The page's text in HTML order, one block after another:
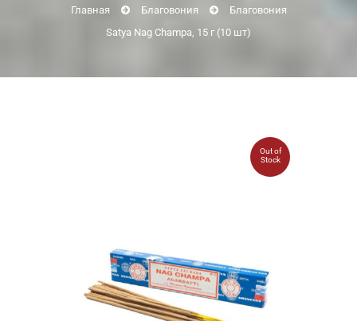
Главная Благовония
Благовония
Satya Nag Champa, 15 г (10 шт)
Out of
Stock